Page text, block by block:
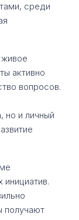
среди
активно
вопросов.
но и личный
получают